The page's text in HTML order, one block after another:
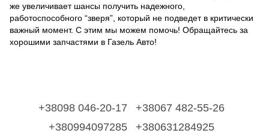
же увеличивает шансы получить надежного,
работоспособного “зверя”, который не подведет в критически
важный момент. С этим мы можем помочь! Обращайтесь за
хорошими запчастями в Газель Авто!
+38098 046-20-17
+38067 482-55-26
+380994097285
+380631284925